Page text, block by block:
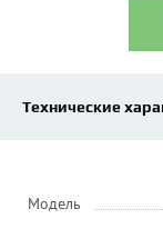
Технические
Модель